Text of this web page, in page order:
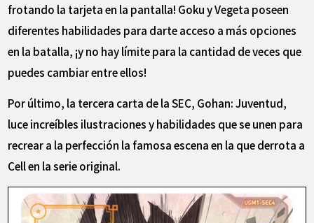
frotando la tarjeta en la pantalla! Goku y Vegeta poseen
diferentes habilidades para darte acceso a más opciones
en la batalla, ¡y no hay límite para la cantidad de veces que
puedes cambiar entre ellos!
Por último, la tercera carta de la SEC, Gohan: Juventud,
luce increíbles ilustraciones y habilidades que se unen para
recrear a la perfección la famosa escena en la que derrota a
Cell en la serie original.